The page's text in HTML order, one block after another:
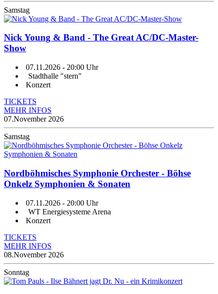
Samstag
Nick Young & Band - The Great AC/DC-Master-
Show
07.11.2026 - 20:00 Uhr
Stadthalle "stern"
Konzert
TICKETS
MEHR INFOS
07.November 2026
Samstag
Nordböhmisches Symphonie Orchester - Böhse
Onkelz Symphonien & Sonaten
07.11.2026 - 20:00 Uhr
WT Energiesysteme Arena
Konzert
TICKETS
MEHR INFOS
08.November 2026
Sonntag